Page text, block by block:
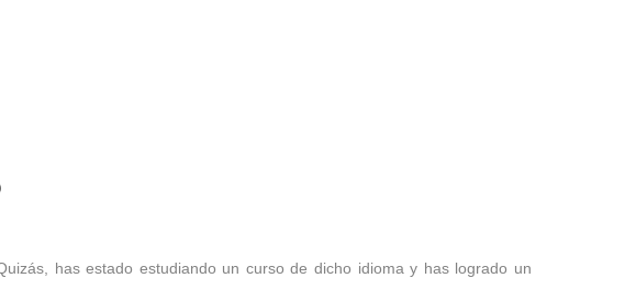
has estado estudiando un curso de dicho idioma y has logrado un